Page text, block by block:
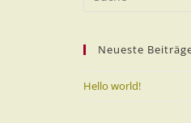
Neueste
Hello world!